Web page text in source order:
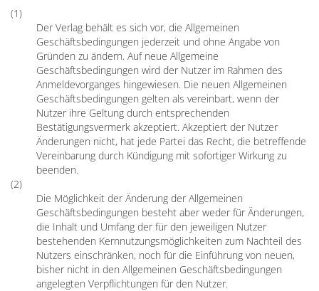
(1)
Der Verlag behält es sich vor, die Allgemeinen
Geschäftsbedingungen jederzeit und ohne Angabe von
Gründen zu ändern. Auf neue Allgemeine
Geschäftsbedingungen wird der Nutzer im Rahmen des
Anmeldevorganges hingewiesen. Die neuen Allgemeinen
Geschäftsbedingungen gelten als vereinbart, wenn der
Nutzer ihre Geltung durch entsprechenden
Bestätigungsvermerk akzeptiert. Akzeptiert der Nutzer
Änderungen nicht, hat jede Partei das Recht, die betreffende
Vereinbarung durch Kündigung mit sofortiger Wirkung zu
beenden.
(2)
Die Möglichkeit der Änderung der Allgemeinen
Geschäftsbedingungen besteht aber weder für Änderungen,
die Inhalt und Umfang der für den jeweiligen Nutzer
bestehenden Kernnutzungsmöglichkeiten zum Nachteil des
Nutzers einschränken, noch für die Einführung von neuen,
bisher nicht in den Allgemeinen Geschäftsbedingungen
angelegten Verpflichtungen für den Nutzer.